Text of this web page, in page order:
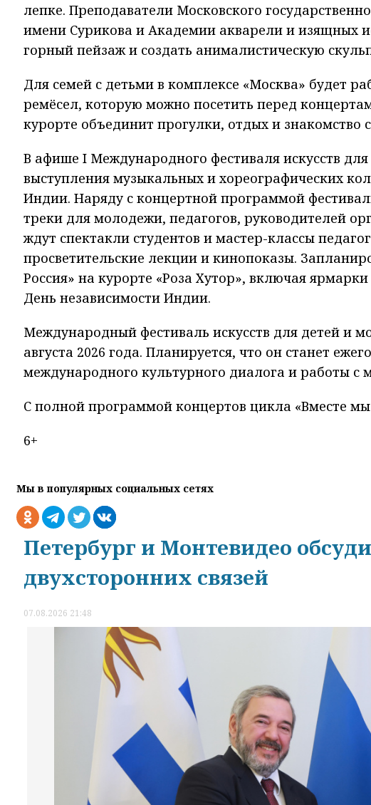
лепке. Преподаватели Московского
имени Сурикова и Академии акварели и изящных
горный пейзаж и создать анималистическую
Для семей с детьми в комплексе «Москва» будет
ремёсел, которую можно посетить перед
курорте объединит прогулки, отдых и
В афише I Международного фестиваля искусств
выступления музыкальных и хореографических
Индии. Наряду с концертной программой
треки для молодежи, педагогов, руководителей
ждут спектакли студентов и мастер-классы
просветительские лекции и кинопоказы.
Россия» на курорте «Роза Хутор», включая
День независимости Индии.
Международный фестиваль искусств для детей и
августа 2026 года. Планируется, что он станет
международного культурного диалога и работы
С полной программой концертов цикла «Вместе
6+
Мы в популярных социальных сетях
Петербург и Монтевидео
двухсторонних связей
07.08.2026 21:48